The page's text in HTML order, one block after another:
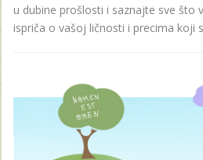
u dubine prošlosti i saznajte sve što
ispriča o vašoj ličnosti i precima koji